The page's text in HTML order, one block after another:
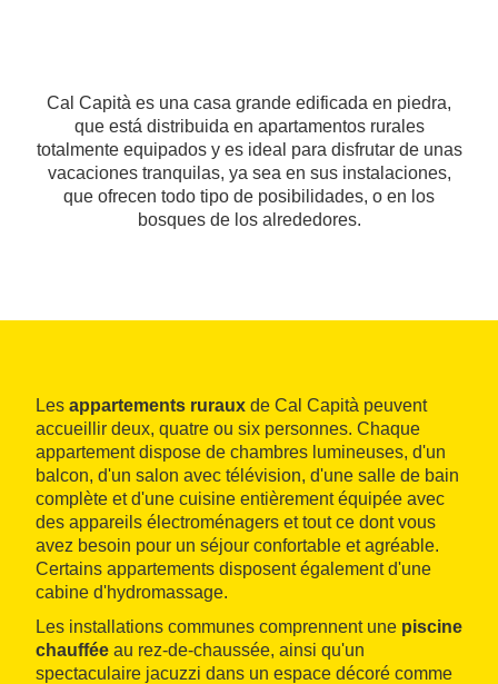
Cal Capità es una casa grande edificada en piedra,
que está distribuida en apartamentos rurales
totalmente equipados y es ideal para disfrutar de unas
vacaciones tranquilas, ya sea en sus instalaciones,
que ofrecen todo tipo de posibilidades, o en los
bosques de los alrededores.
Les appartements ruraux de Cal Capità peuvent
accueillir deux, quatre ou six personnes. Chaque
appartement dispose de chambres lumineuses, d'un
balcon, d'un salon avec télévision, d'une salle de bain
complète et d'une cuisine entièrement équipée avec
des appareils électroménagers et tout ce dont vous
avez besoin pour un séjour confortable et agréable.
Certains appartements disposent également d'une
cabine d'hydromassage.
Les installations communes comprennent une piscine
chauffée au rez-de-chaussée, ainsi qu'un
spectaculaire jacuzzi dans un espace décoré comme